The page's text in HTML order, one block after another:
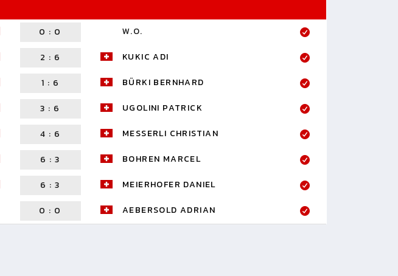
0 : 0 W.O.
2 : 6 KUKIC ADI
1 : 6 BÜRKI BERNHARD
3 : 6 UGOLINI PATRICK
4 : 6 MESSERLI CHRISTIAN
6 :3 BOHREN MARCEL
6 :3 MEIERHOFER DANIEL
0 : 0 AEBERSOLD ADRIAN